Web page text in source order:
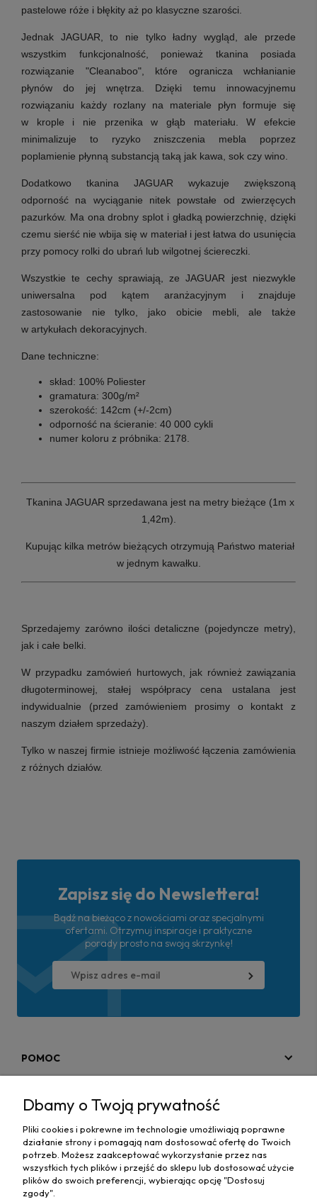
pastelowe róże i błękity aż po klasyczne szarości.
Jednak JAGUAR, to nie tylko ładny wygląd, ale przede
wszystkim funkcjonalność, ponieważ tkanina posiada
rozwiązanie "Cleanaboo", które ogranicza wchłanianie
płynów do jej wnętrza. Dzięki temu innowacyjnemu
rozwiązaniu każdy rozlany na materiale płyn formuje się
w krople i nie przenika w głąb materiału. W efekcie
minimalizuje to ryzyko zniszczenia mebla poprzez
poplamienie płynną substancją taką jak kawa, sok czy wino.
Dodatkowo tkanina JAGUAR wykazuje zwiększoną
odporność na wyciąganie nitek powstałe od zwierzęcych
pazurków. Ma ona drobny splot i gładką powierzchnię, dzięki
czemu sierść nie wbija się w materiał i jest łatwa do usunięcia
przy pomocy rolki do ubrań lub wilgotnej ściereczki.
Wszystkie te cechy sprawiają, ze JAGUAR jest niezwykle
uniwersalna pod kątem aranżacyjnym i znajduje
zastosowanie nie tylko, jako obicie mebli, ale także
w artykułach dekoracyjnych.
Dane techniczne:
skład: 100% Poliester
gramatura: 300g/m²
szerokość: 142cm (+/-2cm)
odporność na ścieranie: 40 000 cykli
numer koloru z próbnika: 2178.
Tkanina JAGUAR sprzedawana jest na metry bieżące (1m x
1,42m).
Kupując kilka metrów bieżących otrzymują Państwo materiał
w jednym kawałku.
Sprzedajemy zarówno ilości detaliczne (pojedyncze metry),
jak i całe belki.
W przypadku zamówień hurtowych, jak również zawiązania
długoterminowej, stałej współpracy cena ustalana jest
indywidualnie (przed zamówieniem prosimy o kontakt z
naszym działem sprzedaży).
Tylko w naszej firmie istnieje możliwość łączenia zamówienia
z różnych działów.
Zapisz się do Newslettera!
Bądź na bieżąco z nowościami oraz specjalnymi
ofertami. Otrzymuj inspiracje i praktyczne
porady prosto na swoją skrzynkę!
POMOC
MAPA STRONY
INFORMACJE
Dbamy o Twoją prywatność
Pliki cookies i pokrewne im technologie umożliwiają poprawne
działanie strony i pomagają nam dostosować ofertę do Twoich
potrzeb. Możesz zaakceptować wykorzystanie przez nas
wszystkich tych plików i przejść do sklepu lub dostosować użycie
plików do swoich preferencji, wybierając opcję "Dostosuj
zgody".